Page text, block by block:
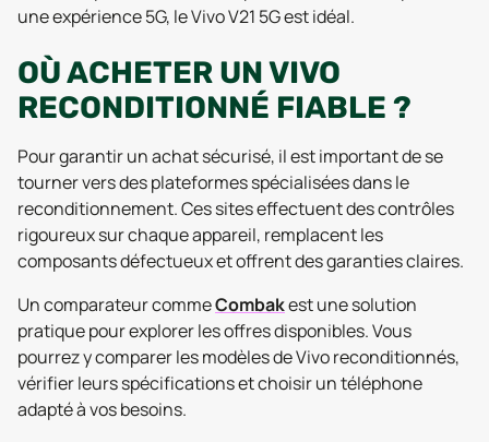
une expérience 5G, le Vivo V21 5G est idéal.
OÙ ACHETER UN VIVO
RECONDITIONNÉ FIABLE ?
Pour garantir un achat sécurisé, il est important de se
tourner vers des plateformes spécialisées dans le
reconditionnement. Ces sites effectuent des contrôles
rigoureux sur chaque appareil, remplacent les
composants défectueux et offrent des garanties claires.
Un comparateur commeCombakest une solution
pratique pour explorer les offres disponibles. Vous
pourrez y comparer les modèles de Vivo reconditionnés,
vérifier leurs spécifications et choisir un téléphone
adapté à vos besoins.